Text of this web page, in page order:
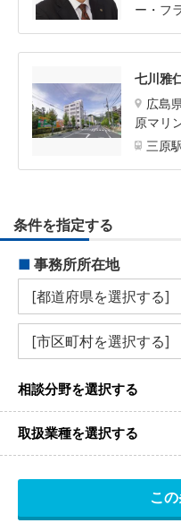
ー・フ
七川雅
広島
原マリ
三原
条件を指定する
■ 事務所所在地
相談分野を選択する
取扱業種を選択する